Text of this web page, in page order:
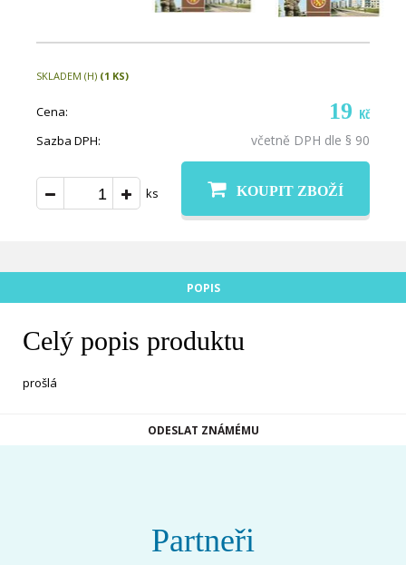
SKLADEM (H) (1 KS)
Cena: 19 Kč
Sazba DPH: včetně DPH dle § 90
ks KOUPIT ZBOŽÍ
POPIS
Celý popis produktu
prošlá
ODESLAT ZNÁMÉMU
Partneři